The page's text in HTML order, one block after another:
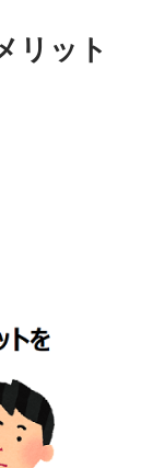
リット